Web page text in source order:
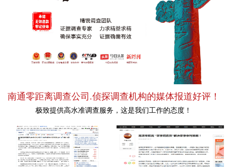
南通零距离调查公司.侦探调查机构的媒体报道好评！
极致提供高水准调查服务，这是我们工作的态度！